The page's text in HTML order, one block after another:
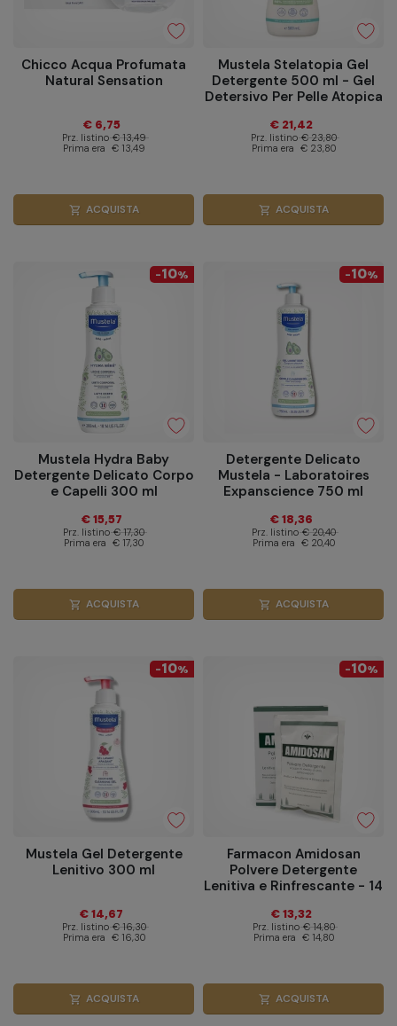
Chicco Acqua Profumata
Natural Sensation
€ 6,75
Prz. listino € 13,49
Prima era € 13,49
shopping_cart ACQUISTA
Mustela Stelatopia Gel
Detergente 500 ml - Gel
Detersivo Per Pelle Atopica
€ 21,42
Prz. listino € 23,80
Prima era € 23,80
shopping_cart ACQUISTA
-10%
Mustela Hydra Baby
Detergente Delicato Corpo
e Capelli 300 ml
€ 15,57
Prz. listino € 17,30
Prima era € 17,30
shopping_cart ACQUISTA
-10%
Detergente Delicato
Mustela - Laboratoires
Expanscience 750 ml
€ 18,36
Prz. listino € 20,40
Prima era € 20,40
shopping_cart ACQUISTA
-10%
Mustela Gel Detergente
Lenitivo 300 ml
€ 14,67
Prz. listino € 16,30
Prima era € 16,30
shopping_cart ACQUISTA
-10%
Farmacon Amidosan
Polvere Detergente
Lenitiva e Rinfrescante - 14
€ 13,32
Prz. listino € 14,80
Prima era € 14,80
shopping_cart ACQUISTA